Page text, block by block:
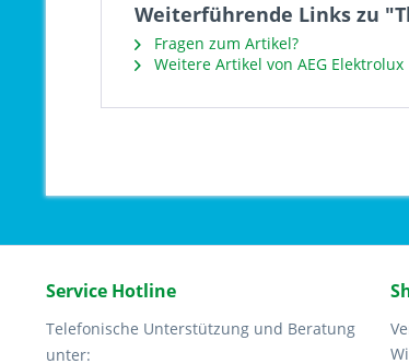
Weiterführende Links zu
Fragen zum Artikel?
Weitere Artikel von AEG Elektrolux
Service Hotline
Telefonische Unterstützung und Beratung
unter: